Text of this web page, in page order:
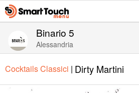
Binario 5
Alessandria
Cocktails Classici | Dirty Martini